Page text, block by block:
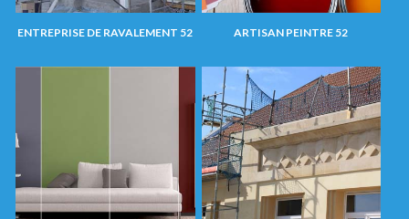
ENTREPRISE DE RAVALEMENT 52 ARTISAN PEINTRE 52